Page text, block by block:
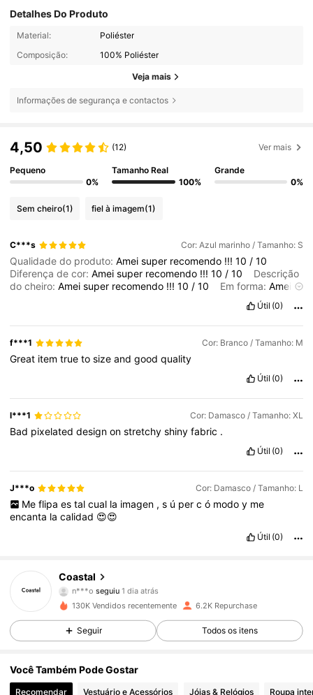
Detalhes Do Produto
Material:
Poliéster
Composição:
100% Poliéster
Veja mais
Informações de segurança e contactos
4,50 (12) Ver mais
Pequeno
0%
Tamanho Real
100%
Grande
0%
Sem cheiro(1) fiel à imagem(1)
C***s Cor: Azul marinho / Tamanho: S
Qualidade do produto:Ameisuper recomendo !!!10 /10
Diferença de cor:Ameisuper recomendo !!!10 /10
Descrição
do cheiro:Ameisuper recomendo !!!10 /10 Em forma:Amei
Útil (0)
f***1 Cor: Branco / Tamanho: M
Great itemtruetosizeandgoodquality
Útil (0)
l***1 Cor: Damasco / Tamanho: XL
Bad pixelateddesignonstretchyshinyfabric .
Útil (0)
J***o Cor: Damasco / Tamanho: L
Me flipa es tal cual la imagen , s ú per c ó modo y me
encanta lacalidad 😍😍
Útil (0)
Coastal
n***oseguiu
j***2está a navegar
4,67
6.8K Seguidores
130K Vendidos recentemente 6.2K Repurchase
Seguir Todos os itens
Você Também Pode Gostar
Recomendar Vestuário e Acessórios Jóias & Relógios Roupa